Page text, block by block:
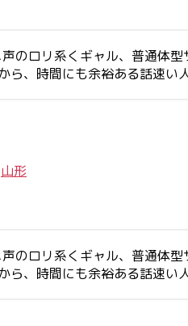
のロリ系くギャル、普通体
、時間にも余裕ある話速
山形
のロリ系くギャル、普通体
、時間にも余裕ある話速